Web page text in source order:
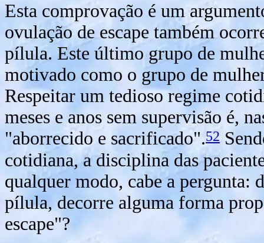
Esta comprovação é um
ovulação de escape também
pílula. Este último grupo de
motivado como o grupo de
Respeitar um tedioso regime
meses e anos sem supervisão é,
"aborrecido e sacrificado".52
cotidiana, a disciplina das
qualquer modo, cabe a pergunta:
pílula, decorre alguma forma
escape"?